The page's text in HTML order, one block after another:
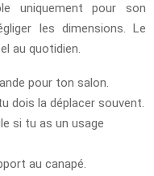
uniquement pour son
les dimensions. Le
au quotidien.
pour ton salon.
dois la déplacer souvent.
si tu as un usage
au canapé.